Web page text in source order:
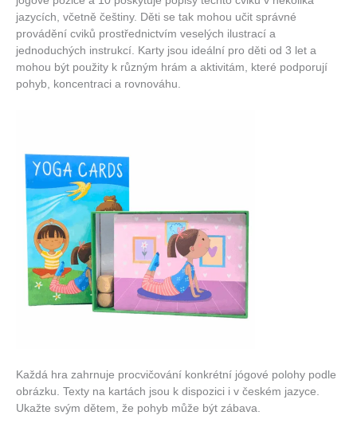
jazycích, včetně češtiny. Děti se tak mohou učit správné
provádění cviků prostřednictvím veselých ilustrací a
jednoduchých instrukcí. Karty jsou ideální pro děti od 3 let a
mohou být použity k různým hrám a aktivitám, které podporují
pohyb, koncentraci a rovnováhu.
Každá hra zahrnuje procvičování konkrétní jógové polohy podle
obrázku. Texty na kartách jsou k dispozici i v českém jazyce.
Ukažte svým dětem, že pohyb může být zábava.